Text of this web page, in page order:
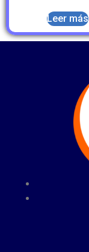
Leer más